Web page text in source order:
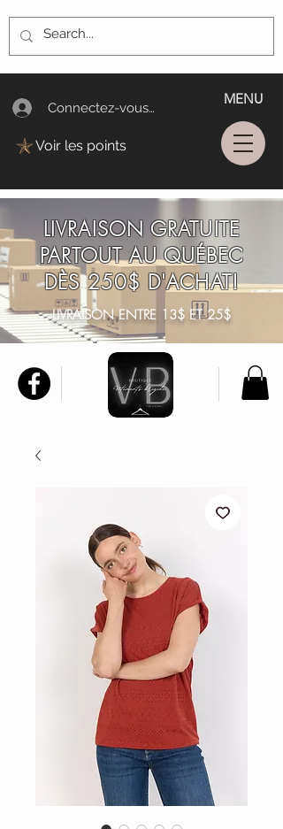
Connectez-vous/Log In
MENU
Voir les points
LIVRAISON GRATUITE
PARTOUT AU QUÉBEC
DÈS 250$ D'ACHAT!
LIVRAISON ENTRE 13$ ET 25$